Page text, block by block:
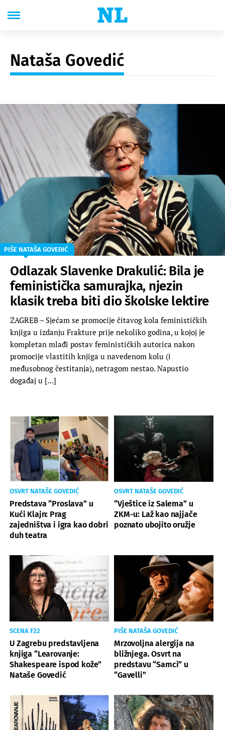
Nataša Govedić
PIŠE NATAŠA GOVEDIĆ
Odlazak Slavenke Drakulić: Bila je
feministička samurajka, njezin
klasik treba biti dio školske lektire
ZAGREB – Sjećam se promocije čitavog kola feminističkih
knjiga u izdanju Frakture prije nekoliko godina, u kojoj je
kompletan mlađi postav feminističkih autorica nakon
promocije vlastitih knjiga u navedenom kolu (i
međusobnog čestitanja), netragom nestao. Napustio
događaj u […]
OSVRT NATAŠE GOVEDIĆ
Predstava “Proslava” u
Kući Klajn: Prag
zajedništva i igra kao dobri
duh teatra
OSVRT NATAŠE GOVEDIĆ
“Vještice iz Salema” u
ZKM-u: Laž kao najjače
poznato ubojito oružje
SCENA F22
U Zagrebu predstavljena
knjiga “Learovanje:
Shakespeare ispod kože”
Nataše Govedić
PIŠE NATAŠA GOVEDIĆ
Mrzovoljna alergija na
bližnjega. Osvrt na
predstavu “Samci” u
“Gavelli”